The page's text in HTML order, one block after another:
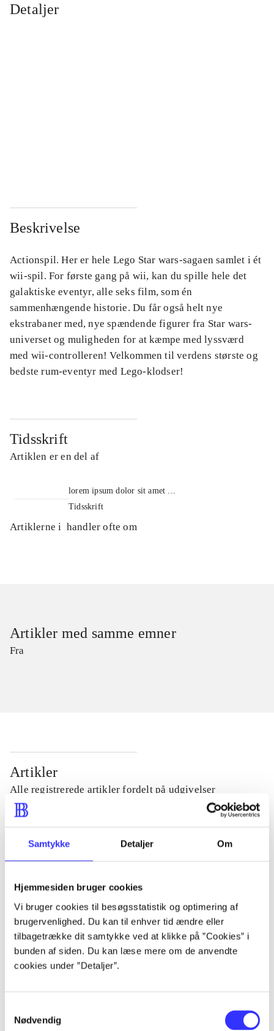
Samtykke Detaljer Om
Hjemmesiden bruger cookies
Vi bruger cookies til besøgsstatistik og optimering af
brugervenlighed. Du kan til enhver tid ændre eller
tilbagetrække dit samtykke ved at klikke på ”Cookies” i
bunden af siden. Du kan læse mere om de anvendte
cookies under ”Detaljer”.
Nødvendig
Detaljer
Beskrivelse
Actionspil. Her er hele Lego Star wars-sagaen samlet i ét
wii-spil. For første gang på wii, kan du spille hele det
galaktiske eventyr, alle seks film, som én
sammenhængende historie. Du får også helt nye
ekstrabaner med, nye spændende figurer fra Star wars-
universet og muligheden for at kæmpe med lyssværd
med wii-controlleren! Velkommen til verdens største og
bedste rum-eventyr med Lego-klodser!
Tidsskrift
Artiklen er en del af
lorem ipsum dolor sit amet ...
Tidsskrift
Artiklerne i handler ofte om
Artikler med samme emner
Fra
Artikler
Alle registrerede artikler fordelt på udgivelser
...
...
...